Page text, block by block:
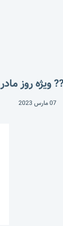
ویژه روز
07 مارس 2023